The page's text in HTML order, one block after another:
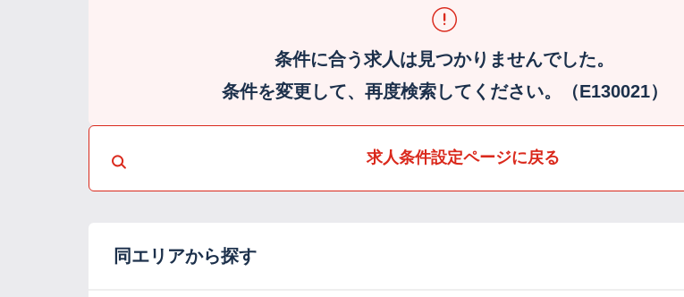
条件に合う求人は見つかりませんでした。
条件を変更して、再度検索してください。（E130021）
求人条件設定ページに戻る
同エリアから探す